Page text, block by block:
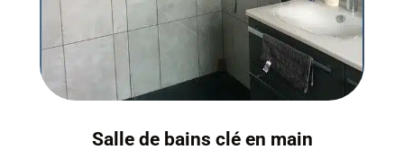
Salle de bains clé en main